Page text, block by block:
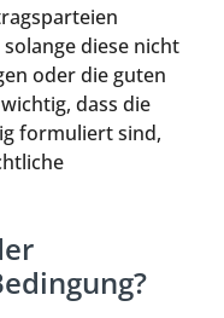
diese nicht
oder die guten
dass die
formuliert sind,